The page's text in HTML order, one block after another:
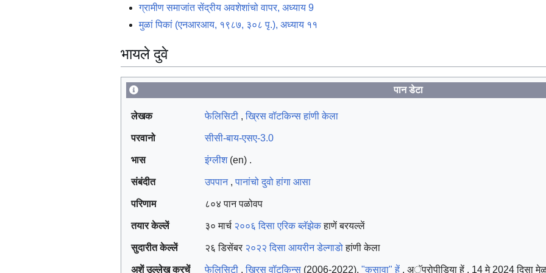
ग्रामीण समाजांत सेंद्रीय अवशेशांचो वापर, अध्याय 9
मुळां पिकां (एनआरआय, १९८७, ३०८ पृ.), अध्याय ११
भायले दुवे
पान डेटा
लेखक फेलिसिटी ,ख्रिस वॉटकिन्स हांणी केला
परवानो सीसी-बाय-एसए-3.0
भास इंग्लीश(en) .
संबंदीत उपपान,पानांचो दुवो हांगा आसा
परिणाम ८०४ पान पळोवप
तयार केल्लें ३० मार्च २००६ दिसाएरिक ब्लॅझेकहाणें बरयल्लें
सुदारीत केल्लें २६ डिसेंबर २०२२ दिसा आयरीन डेल्गाडोहांणी केला
अशें उल्लेख करचें फेलिसिटी ,ख्रिस वॉटकिन्स (2006-2022). "कसावा" हें . अॅप्रोपीडिया हें . 14 मे 2024 दिसा